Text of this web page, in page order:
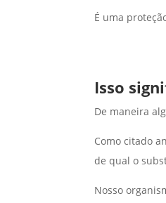
É uma
Isso
De maneira
Como citado
de qual o
Nosso